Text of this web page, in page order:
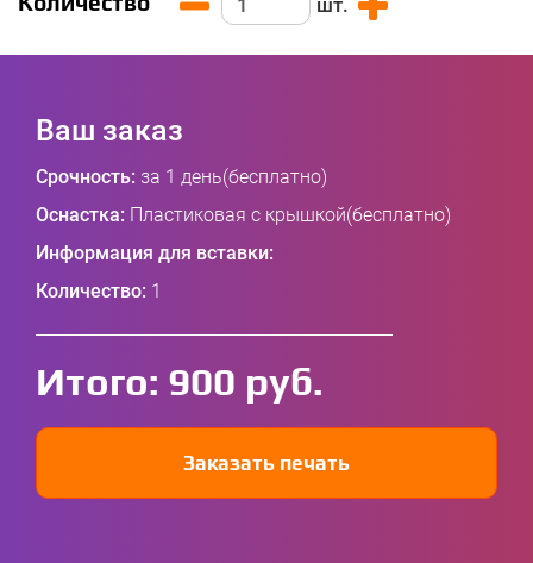
Ваш заказ
Срочность: за 1 день(бесплатно)
Оснастка: Пластиковая с крышкой(бесплатно)
Информация для вставки:
Количество: 1
Итого: 900
Заказать печать